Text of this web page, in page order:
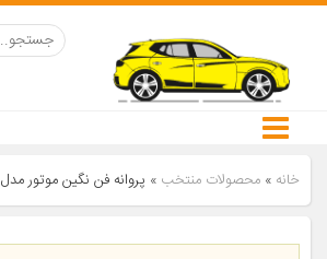
خانه » محصولات منتخب » پروانه فن نگین موتور مدل 250204 مناسب برای پژو 206